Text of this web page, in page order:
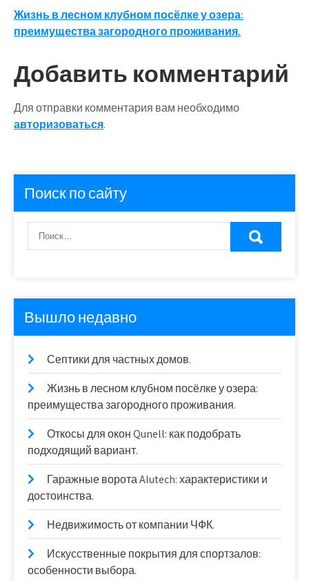
Навигация
по
записям
Жизнь в лесном клубном посёлке у озера:
преимущества загородного проживания.
Добавить комментарий
Для отправки комментария вам необходимо
авторизоваться.
Поиск по сайту
Вышло недавно
Септики для частных домов.
Жизнь в лесном клубном посёлке у озера:
преимущества загородного проживания.
Откосы для окон Qunell: как подобрать
подходящий вариант.
Гаражные ворота Alutech: характеристики и
достоинства.
Недвижимость от компании ЧФК.
Искусственные покрытия для спортзалов:
особенности выбора.